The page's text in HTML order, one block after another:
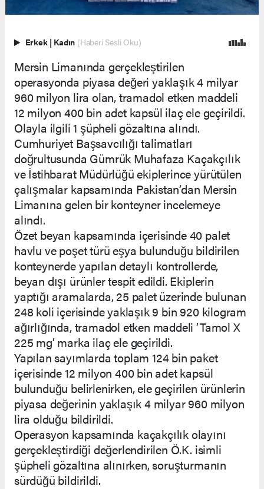
Erkek | Kadın (Haberi Sesli Oku)
Mersin Limanında gerçekleştirilen
operasyonda piyasa değeri yaklaşık 4 milyar
960 milyon lira olan, tramadol etken maddeli
12 milyon 400 bin adet kapsül ilaç ele geçirildi.
Olayla ilgili 1 şüpheli gözaltına alındı.
Cumhuriyet Başsavcılığı talimatları
doğrultusunda Gümrük Muhafaza Kaçakçılık
ve İstihbarat Müdürlüğü ekiplerince yürütülen
çalışmalar kapsamında Pakistan’dan Mersin
Limanına gelen bir konteyner incelemeye
alındı.
Özet beyan kapsamında içerisinde 40 palet
havlu ve poşet türü eşya bulunduğu bildirilen
konteynerde yapılan detaylı kontrollerde,
beyan dışı ürünler tespit edildi. Ekiplerin
yaptığı aramalarda, 25 palet üzerinde bulunan
248 koli içerisinde yaklaşık 9 bin 920 kilogram
ağırlığında, tramadol etken maddeli ’Tamol X
225 mg’ marka ilaç ele geçirildi.
Yapılan sayımlarda toplam 124 bin paket
içerisinde 12 milyon 400 bin adet kapsül
bulunduğu belirlenirken, ele geçirilen ürünlerin
piyasa değerinin yaklaşık 4 milyar 960 milyon
lira olduğu bildirildi.
Operasyon kapsamında kaçakçılık olayını
gerçekleştirdiği değerlendirilen Ö.K. isimli
şüpheli gözaltına alınırken, soruşturmanın
sürdüğü bildirildi.